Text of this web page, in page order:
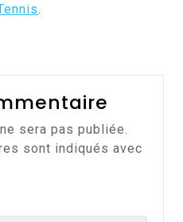
.
sera pas publiée.
sont indiqués avec